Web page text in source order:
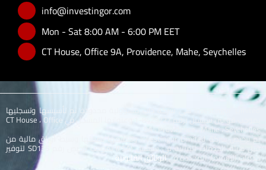
info@investingor.com
Mon - Sat 8:00 AM - 6:00 PM EET
CT House, Office 9A, Providence, Mahe, Seychelles
Investingor Limited هي شركة ذات مسؤولية محدودة تم تأسيسها وتسجليها
بموجب قوانين سيشيل برقم 8429727-1 وعنوانها المسجل في CT House ، Office
9A ، Providence ، Mahe ، Seychelles..
تم ترخيص شركة Investingor Limited وتنظيمها بصفتها وسيط أوراق مالية من
قبل هيئة الخدمات المالية في سيشيل (FSA) بموجب ترخيص رقم SD135 لتوفير
خدمات الاستثمار المحددة فيالوثائق القانونية.